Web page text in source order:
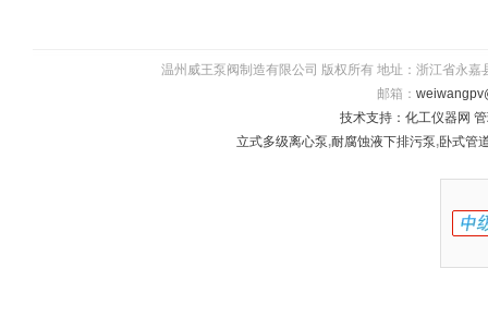
温州威王泵阀制造有限公司 版权所有 地址：浙江省永
邮箱：
技术支持： 化工仪器网
立式多级离心泵,耐腐蚀液下排污泵,卧式管